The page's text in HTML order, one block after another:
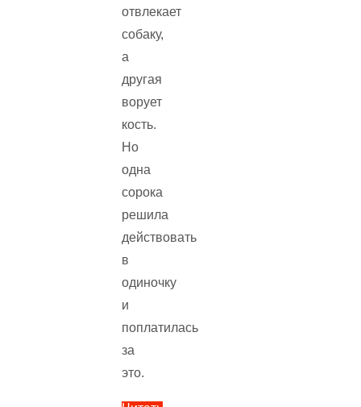
отвлекает
собаку,
а
другая
ворует
кость.
Но
одна
сорока
решила
действовать
в
одиночку
и
поплатилась
за
это.